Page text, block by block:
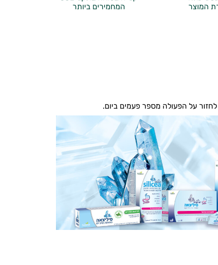
המוצר
המחמירים ביותר
לחזור על הפעולה מספר פעמים ביום.